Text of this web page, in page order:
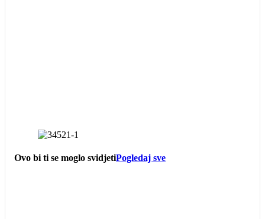
Ovo bi ti se moglo svidjetiPogledaj sve